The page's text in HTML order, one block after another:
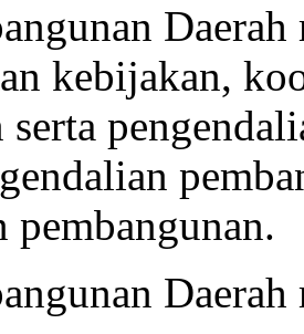
kebijakan,
pembangunan.